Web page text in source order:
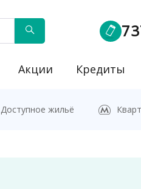
Акции Кредиты
Доступное жильё